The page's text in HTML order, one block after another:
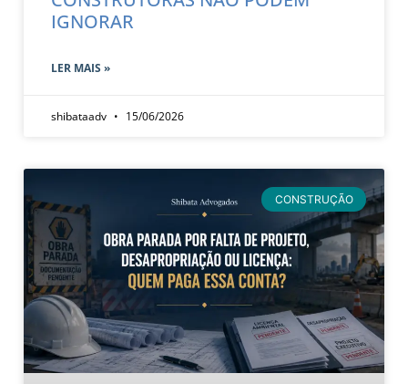
IGNORAR
LER MAIS »
shibataadv 15/06/2026
CONSTRUÇÃO